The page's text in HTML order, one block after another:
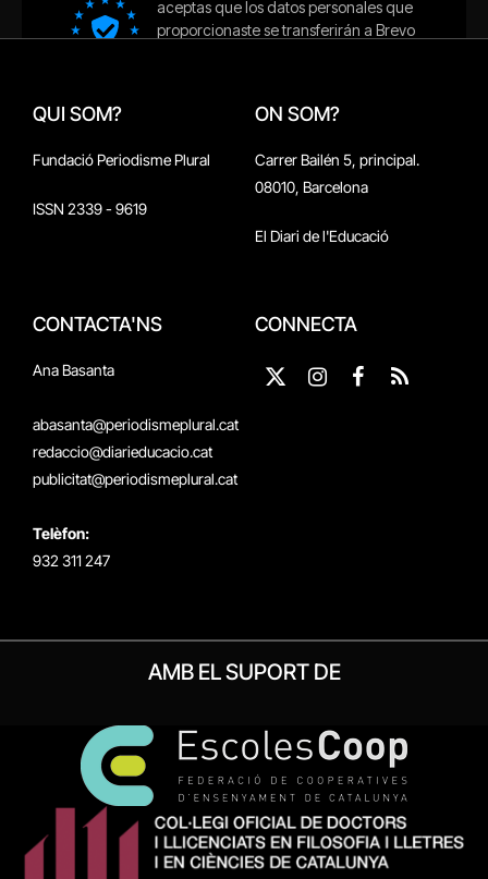
QUI SOM?
Fundació Periodisme Plural
ISSN 2339 - 9619
ON SOM?
Carrer Bailén 5, principal.
08010, Barcelona
El Diari de l'Educació
CONTACTA'NS
Ana Basanta
abasanta@periodismeplural.cat
redaccio@diarieducacio.cat
publicitat@periodismeplural.cat
Telèfon:
932 311 247
CONNECTA
X
Instagram
Facebook
RSS
AMB EL SUPORT DE